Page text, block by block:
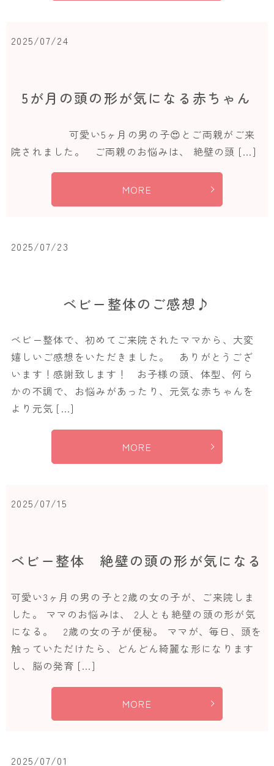
2025/07/24
5が月の頭の形が気になる赤ちゃん
可愛い5ヶ月の男の子😍とご両親がご来
院されました。 ご両親のお悩みは、 絶壁の頭 […]
MORE
2025/07/23
ベビー整体のご感想♪
ベビー整体で、初めてご来院されたママから、大変
嬉しいご感想をいただきました。 ありがとうござ
います！感謝致します！ お子様の頭、体型、何ら
かの不調で、お悩みがあったり、元気な赤ちゃんを
より元気 […]
MORE
2025/07/15
ベビー整体 絶壁の頭の形が気になる
可愛い3ヶ月の男の子と2歳の女の子が、ご来院しま
した。 ママのお悩みは、 2人とも絶壁の頭の形が気
になる。 2歳の女の子が便秘。 ママが、毎日、頭を
触っていただけたら、どんどん綺麗な形になります
し、脳の発育 […]
MORE
2025/07/01